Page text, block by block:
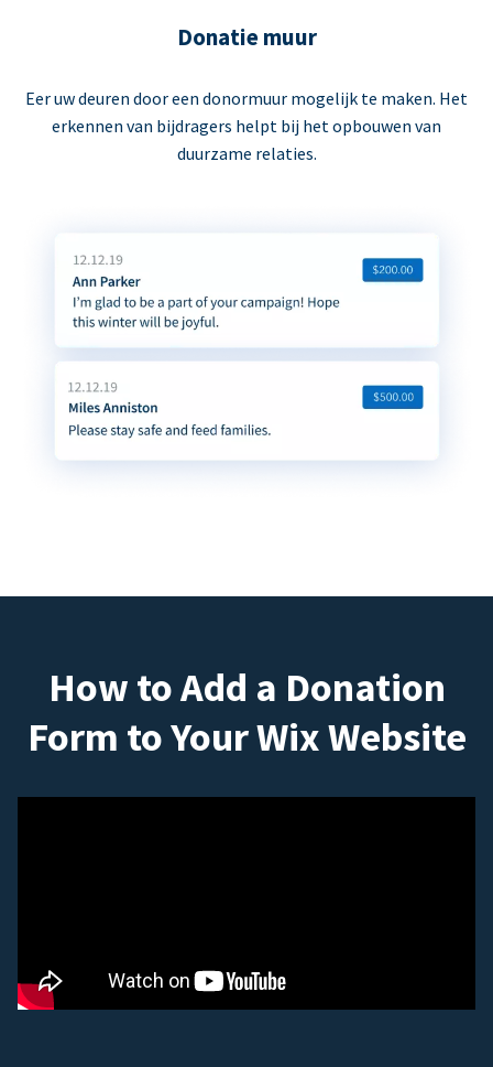
Donatie muur
Eer uw deuren door een donormuur mogelijk te maken. Het
erkennen van bijdragers helpt bij het opbouwen van
duurzame relaties.
How to Add a Donation
Form to Your Wix Website